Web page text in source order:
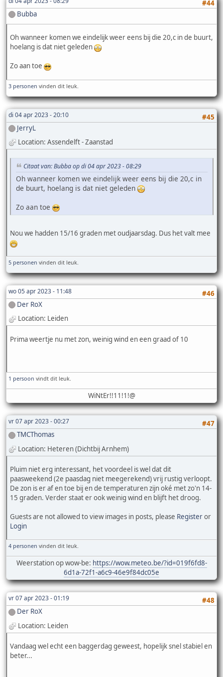
#44
Bubba
Oh wanneer komen we eindelijk weer eens bij die 20,c in de buurt,
hoelang is dat niet geleden
Zo aan toe
3 personen vinden dit leuk.
di 04 apr 2023 - 20:10
#45
JerryL
Location: Assendelft - Zaanstad
Citaat van: Bubba op di 04 apr 2023 - 08:29
Oh wanneer komen we eindelijk weer eens bij die 20,c in
de buurt, hoelang is dat niet geleden
Zo aan toe
Nou we hadden 15/16 graden met oudjaarsdag. Dus het valt mee
5 personen vinden dit leuk.
wo 05 apr 2023 - 11:48
#46
Der RoX
Location: Leiden
Prima weertje nu met zon, weinig wind en een graad of 10
1 persoon vindt dit leuk.
WiNtEr!!11!1!@
vr 07 apr 2023 - 00:27
#47
TMCThomas
Location: Heteren (Dichtbij Arnhem)
Pluim niet erg interessant, het voordeel is wel dat dit
paasweekend (2e paasdag niet meegerekend) vrij rustig verloopt.
De zon is er af en toe bij en de temperaturen zijn oké met zo'n 14-
15 graden. Verder staat er ook weinig wind en blijft het droog.
Guests are not allowed to view images in posts, please Registeror
Login
4 personen vinden dit leuk.
Weerstation op wow-be: https://wow.meteo.be/?id=019f6fd8-
6d1a-72f1-a6c9-46e9f84dc05e
vr 07 apr 2023 - 01:19
#48
Der RoX
Location: Leiden
Vandaag wel echt een baggerdag geweest, hopelijk snel stabiel en
beter...